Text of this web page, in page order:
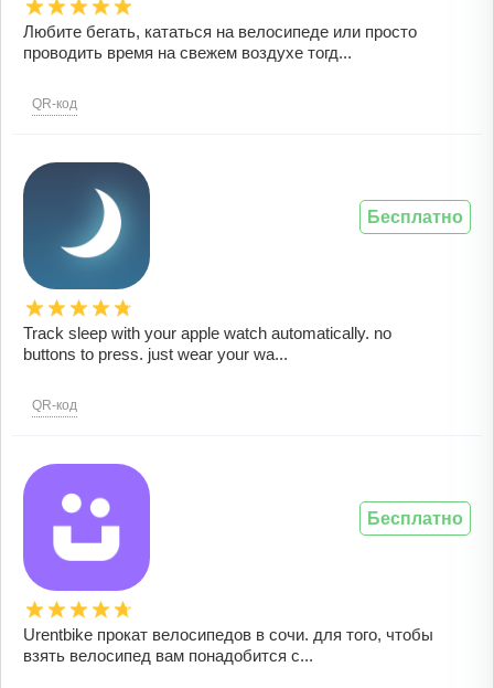
Любите бегать, кататься на велосипеде или просто
проводить время на свежем воздухе тогд...
QR-код
Track sleep with your apple watch automatically. no
buttons to press. just wear your wa...
QR-код
Бесплатно
Urentbike прокат велосипедов в сочи. для того, чтобы
взять велосипед вам понадобится с...
Бесплатно